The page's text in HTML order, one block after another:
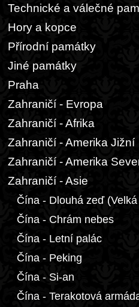
Technické a válečné
Hory a kopce
Přírodní památky
Jiné památky
Praha
Zahraničí - Evropa
Zahraničí - Afrika
Zahraničí - Amerika Jižní
Zahraničí - Amerika
Zahraničí - Asie
Čína - Dlouhá zeď
Čína - Chrám nebes
Čína - Letní palác
Čína - Peking
Čína - Si-an
Čína - Terakotová